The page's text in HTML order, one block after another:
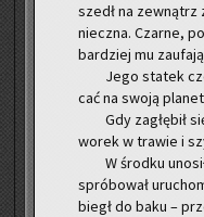
szedł na
niecz­na. Czar­ne,
bar­dziej mu
Jego sta­tek
cać na swoją
Gdy za­głę­bił
worek w tra­wie i
W środ­ku
spró­bo­wał
biegł do baku –